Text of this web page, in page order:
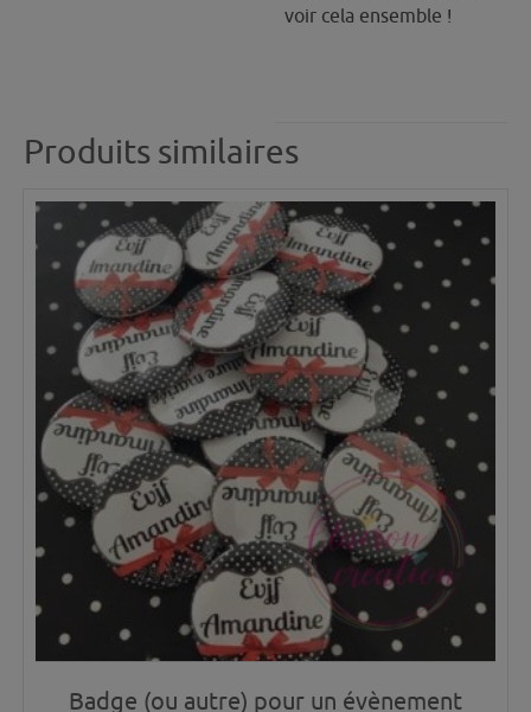
voir cela ensemble !
Produits similaires
Badge (ou autre) pour un évènement